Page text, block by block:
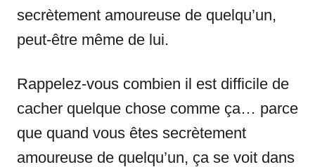
secrètement amoureuse de quelqu’un,
peut-être même de lui.
Rappelez-vous combien il est difficile de
cacher quelque chose comme ça… parce
que quand vous êtes secrètement
amoureuse de quelqu’un, ça se voit dans